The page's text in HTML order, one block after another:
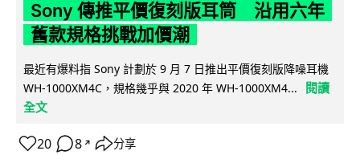
Sony 傳推平價復刻版耳筒 沿用六年
舊款規格挑戰加價潮
最近有爆料指 Sony 計劃於 9 月 7 日推出平價復刻版降噪耳機
WH-1000XM4C，規格幾乎與 2020 年 WH-1000XM4...
閱讀
全文
20 8 ↗ 分享